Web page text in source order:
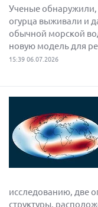
Ученые обнаружили,
огурца выживали и
обычной морской
новую модель для
15:39 06.07.2026
исследованию, две
структуры,